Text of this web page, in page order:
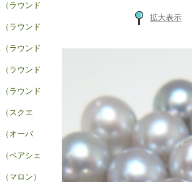
ラウンド
ラウンド
ラウンド
ラウンド
ラウンド
スクエ
オーバ
ペアシェ
マロン）
拡大表示